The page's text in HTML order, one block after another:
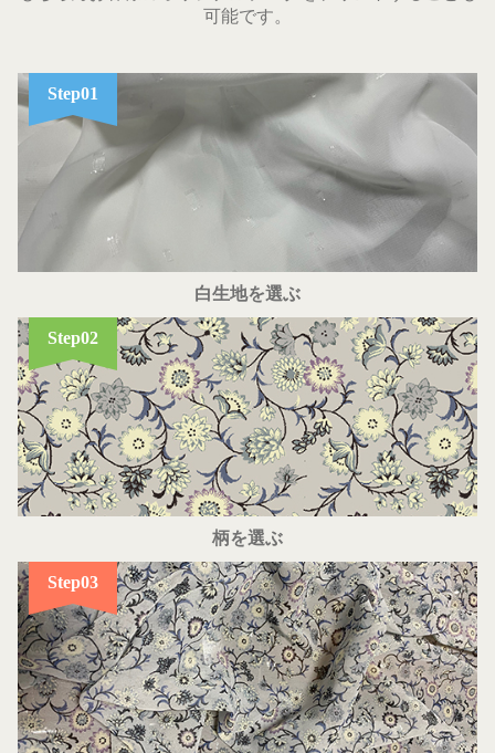
可能です。
Step01
白生地を選ぶ
Step02
柄を選ぶ
Step03